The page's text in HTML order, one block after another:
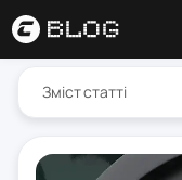
Зміст статті